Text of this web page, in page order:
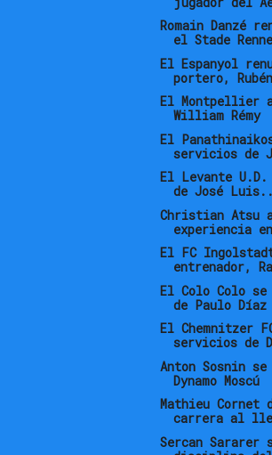
Romain Danzé
el Stade
El Espanyol
portero,
El Montpellier
William Rémy
El
servicios de
El Levante
de José
Christian Atsu
experiencia
El FC
entrenador,
El Colo Colo
de Paulo Díaz
El Chemnitzer
servicios de
Anton Sosnin
Dynamo Moscú
Mathieu Cornet
carrera al
Sercan Sararer